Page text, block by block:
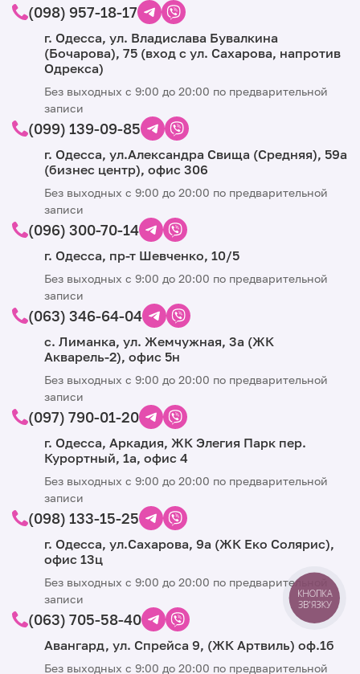
(098) 957-18-17
г. Одесса, ул. Владислава Бувалкина
(Бочарова), 75 (вход с ул. Сахарова, напротив
Одрекса)
Без выходных с 9:00 до 20:00 по предварительной
записи
(099) 139-09-85
г. Одесса, ул.Александра Свища (Средняя), ​​59а
(бизнес центр), офис 306
Без выходных с 9:00 до 20:00 по предварительной
записи
(096) 300-70-14
г. Одесса, пр-т Шевченко, 10/5
Без выходных с 9:00 до 20:00 по предварительной
записи
(063) 346-64-04
с. Лиманка, ул. Жемчужная, 3а (ЖК
Акварель-2), офис 5н
Без выходных с 9:00 до 20:00 по предварительной
записи
(097) 790-01-20
г. Одесса, Аркадия, ЖК Элегия Парк пер.
Курортный, 1а, офис 4
Без выходных с 9:00 до 20:00 по предварительной
записи
(098) 133-15-25
г. Одесса, ул.Сахарова, 9а (ЖК Еко Солярис),
офис 13ц
Без выходных с 9:00 до 20:00 по предварительной
записи
(063) 705-58-40
Авангард, ул. Спрейса 9, (ЖК Артвиль) оф.1б
Без выходных с 9:00 до 20:00 по предварительной
КНОПКА
ЗВ'ЯЗКУ